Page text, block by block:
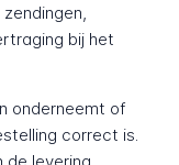
bij het
onderneemt of
correct is.